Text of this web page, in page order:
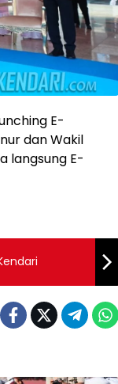
E-
dan Wakil
langsung E-